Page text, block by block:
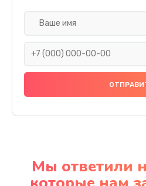
Мы ответили